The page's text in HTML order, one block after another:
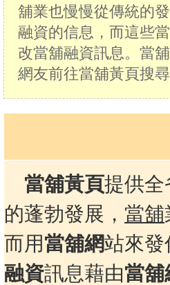
舖業也慢慢從傳統的
融資的信息，而這些
改當舖融資訊息。當
網友前往當舖黃頁搜
當舖黃頁提供全
的蓬勃發展， 當舖
而用當舖網站來發
融資訊息藉由當舖